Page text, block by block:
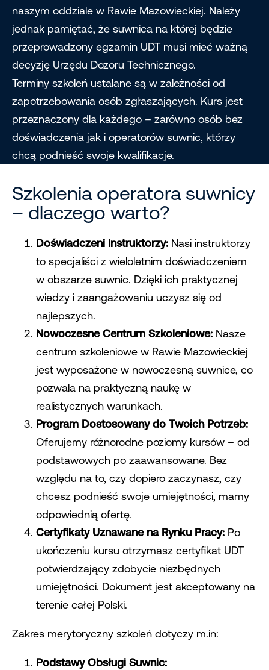
naszym oddziale w Rawie Mazowieckiej. Należy
jednak pamiętać, że suwnica na której będzie
przeprowadzony egzamin UDT musi mieć ważną
decyzję Urzędu Dozoru Technicznego.
Terminy szkoleń ustalane są w zależności od
zapotrzebowania osób zgłaszających. Kurs jest
przeznaczony dla każdego – zarówno osób bez
doświadczenia jak i operatorów suwnic, którzy
chcą podnieść swoje kwalifikacje.
Szkolenia operatora suwnicy
– dlaczego warto?
Doświadczeni Instruktorzy: Nasi instruktorzy
to specjaliści z wieloletnim doświadczeniem
w obszarze suwnic. Dzięki ich praktycznej
wiedzy i zaangażowaniu uczysz się od
najlepszych.
Nowoczesne Centrum Szkoleniowe: Nasze
centrum szkoleniowe w Rawie Mazowieckiej
jest wyposażone w nowoczesną suwnice, co
pozwala na praktyczną naukę w
realistycznych warunkach.
Program Dostosowany do Twoich Potrzeb:
Oferujemy różnorodne poziomy kursów – od
podstawowych po zaawansowane. Bez
względu na to, czy dopiero zaczynasz, czy
chcesz podnieść swoje umiejętności, mamy
odpowiednią ofertę.
Certyfikaty Uznawane na Rynku Pracy: Po
ukończeniu kursu otrzymasz certyfikat UDT
potwierdzający zdobycie niezbędnych
umiejętności. Dokument jest akceptowany na
terenie całej Polski.
Zakres merytoryczny szkoleń dotyczy m.in:
Podstawy Obsługi Suwnic: